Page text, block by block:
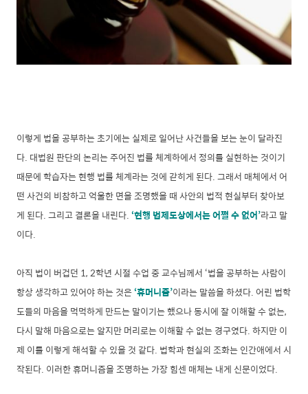
이렇게 법을 공부하는 초기에는 실제로 일어난 사건들을 보는 눈이 달라진
다. 대법원 판단의 논리는 주어진 법률 체계하에서 정의를 실현하는 것이기
때문에 학습자는 현행 법률 체계라는 것에 갇히게 된다. 그래서 매체에서 어
떤 사건의 비참하고 억울한 면을 조명했을 때 사안의 법적 현실부터 찾아보
게 된다. 그리고 결론을 내린다.‘현행 법제도상에서는 어쩔 수 없어’라고 말
이다.
아직 법이 버겁던 1, 2학년 시절 수업 중 교수님께서 ‘법을 공부하는 사람이
항상 생각하고 있어야 하는 것은‘휴머니즘’이라는 말씀을 하셨다. 어린 법학
도들의 마음을 먹먹하게 만드는 말이기는 했으나 동시에 잘 이해할 수 없는,
다시 말해 마음으로는 알지만 머리로는 이해할 수 없는 경구였다. 하지만 이
제 이를 이렇게 해석할 수 있을 것 같다. 법학과 현실의 조화는 인간애에서 시
작된다. 이러한 휴머니즘을 조명하는 가장 힘센 매체는 내게 신문이었다.